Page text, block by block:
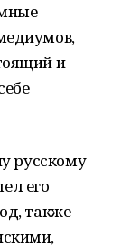
и
русскому
его
также